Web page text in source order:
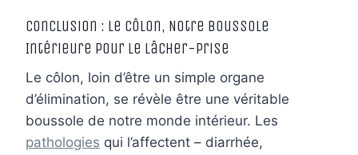
Conclusion : Le Côlon, Notre Boussole
Intérieure pour le Lâcher-Prise
Le côlon, loin d’être un simple organe
d’élimination, se révèle être une véritable
boussole de notre monde intérieur. Les
pathologies qui l’affectent – diarrhée,